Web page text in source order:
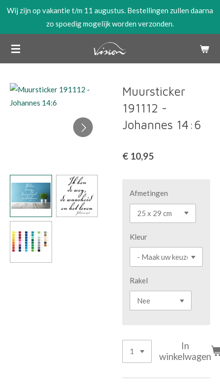
Ga
de
hoofdinhoud
Wij zijn op vakantie t/m 11 augustus. Bestellingen zullen daarna
zo spoedig mogelijk worden verzonden.
Muursticker
191112 -
Johannes 14:6
€ 10,95
Afmetingen
Kleur
Rakel
In
winkelwagen